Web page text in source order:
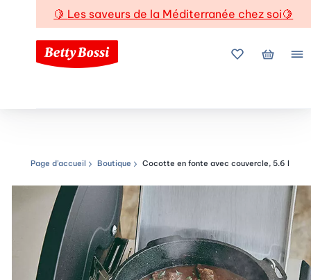
🍋 Les saveurs de la Méditerranée chez soi🍋
Mes favoris
Mon
Chemin de navigation
Page d’accueil Boutique Cocotte en fonte avec couvercle, 5.6 l